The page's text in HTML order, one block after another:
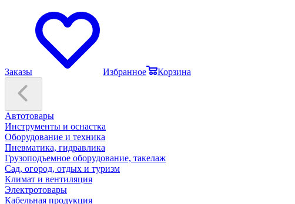
Заказы Избранное Корзина
Автотовары
Инструменты и оснастка
Оборудование и техника
Пневматика, гидравлика
Грузоподъемное оборудование, такелаж
Сад, огород, отдых и туризм
Климат и вентиляция
Электротовары
Кабельная продукция